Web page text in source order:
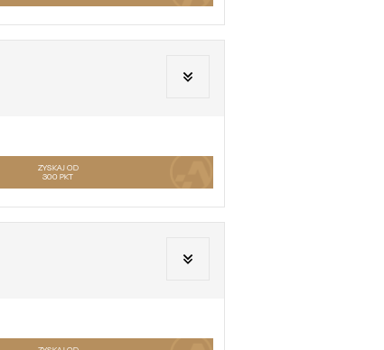
ZYSKAJ OD
300 PKT